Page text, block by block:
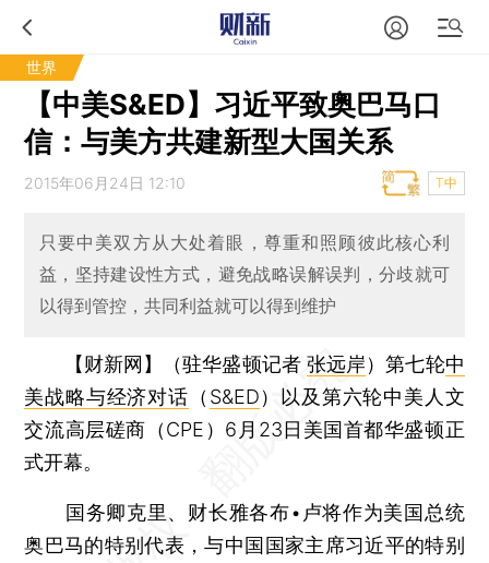
世界
【中美S&ED】习近平致奥巴马口
信：与美方共建新型大国关系
2015年06月24日 12:10 T中
只要中美双方从大处着眼，尊重和照顾彼此核心利
益，坚持建设性方式，避免战略误解误判，分歧就可
以得到管控，共同利益就可以得到维护
【财新网】（驻华盛顿记者 张远岸）第七轮中
美战略与经济对话 （ S&ED）以及第六轮中美人文
交流高层磋商（CPE）6月23日美国首都华盛顿正
式开幕。
国务卿克里、财长雅各布•卢将作为美国总统
奥巴马的特别代表，与中国国家主席习近平的特别